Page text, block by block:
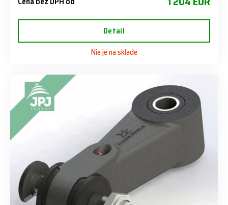
Detail
Nie je na sklade